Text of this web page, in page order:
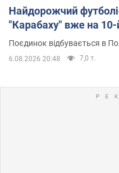
Найдорожчий
"Карабаху" вже на 10-
Поєдинок відбувається в
6.08.2026 20:48 7,0 т.